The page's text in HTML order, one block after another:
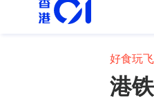
好食玩飞
港